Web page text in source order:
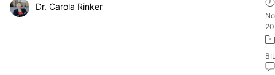
Dr. Carola Rinker